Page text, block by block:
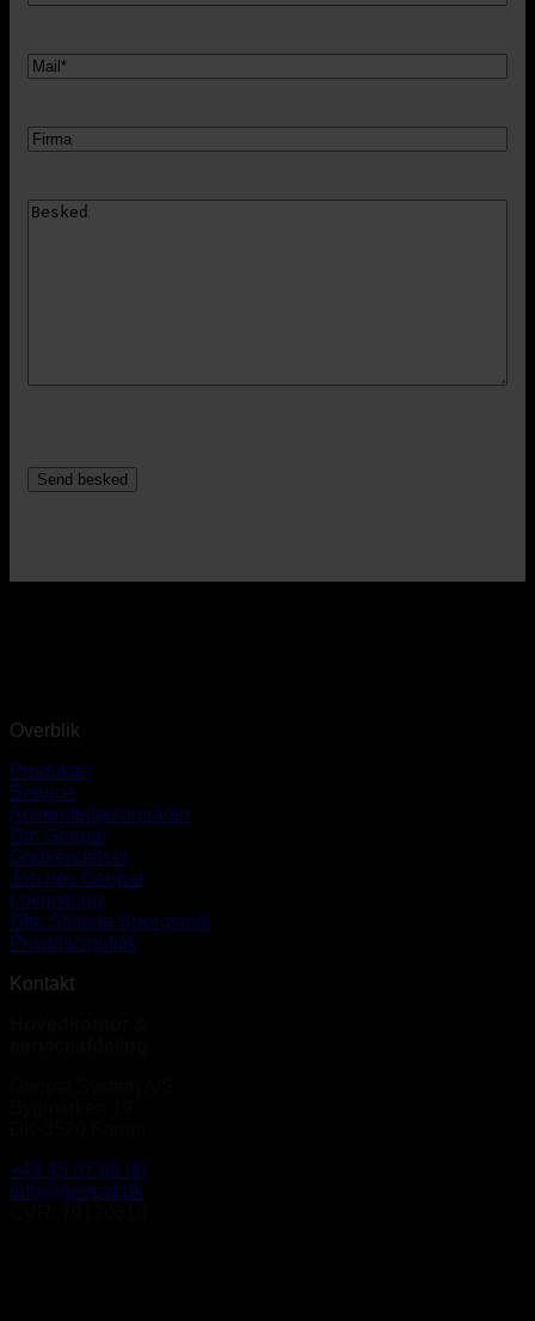
Mail
Firma
Besked
Overblik
Produkter
Service
Anvendelsesområder
Om Geopal
Godkendelser
Job hos Geopal
Lovgivning
Ofte Stillede Spørgsmål
Privatlivspolitik
Kontakt
+45 45 67 06 00
info@geopal.dk